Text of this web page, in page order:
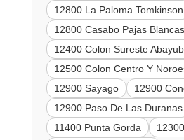
12800 La Paloma Tomkinson
12800 Casabo Pajas Blancas
12400 Colon Sureste
12500 Colon Centro Y
12900 Sayago
12900
12900 Paso De Las Duranas
11400 Punta Gorda